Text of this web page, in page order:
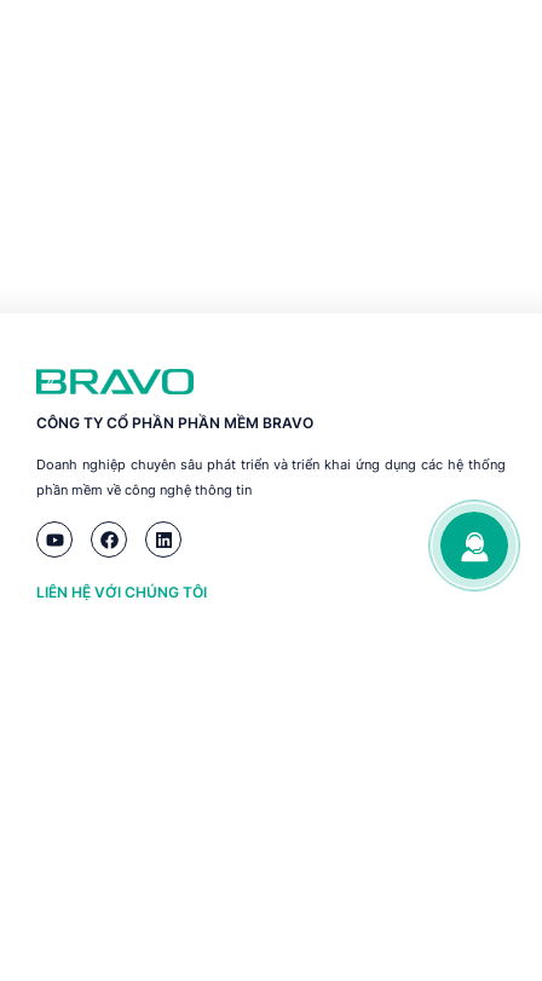
CÔNG TY CỔ PHẦN PHẦN MỀM BRAVO
Doanh nghiệp chuyên sâu phát triển và triển khai ứng dụng các hệ thống
phần mềm về công nghệ thông tin
LIÊN HỆ VỚI CHÚNG TÔI